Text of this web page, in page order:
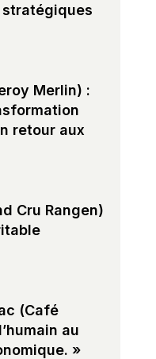
Merlin) :
retour aux
Cru Rangen)
(Café
au
»